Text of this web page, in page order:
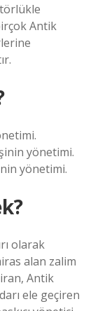
Antik
yönetimi.
yönetimi.
olarak
alan zalim
Antik
ele geçiren